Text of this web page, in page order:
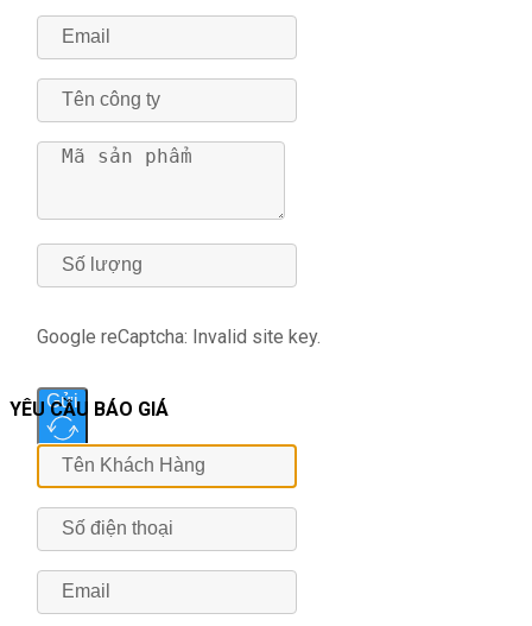
Google reCaptcha: Invalid site key.
Gửi
YÊU CẦU BÁO GIÁ